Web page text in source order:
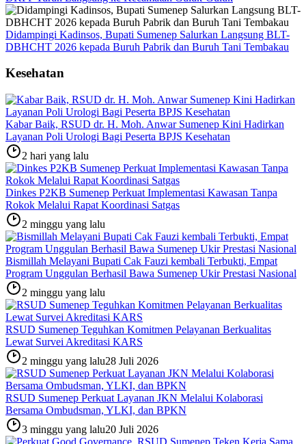
Didampingi Kadinsos, Bupati Sumenep Salurkan Langsung BLT-
DBHCHT 2026 kepada Buruh Pabrik dan Buruh Tani Tembakau
Kesehatan
Kabar Baik, RSUD dr. H. Moh. Anwar Sumenep Kini Hadirkan
Layanan Poli Urologi Bagi Peserta BPJS Kesehatan
2 hari yang lalu
Dinkes P2KB Sumenep Perkuat Implementasi Kawasan Tanpa
Rokok Melalui Rapat Koordinasi Satgas
2 minggu yang lalu
Bismillah Melayani Bupati Cak Fauzi kembali Terbukti, Empat
Program Unggulan Berhasil Bawa Sumenep Ukir Prestasi Nasional
2 minggu yang lalu
RSUD Sumenep Teguhkan Komitmen Pelayanan Berkualitas
Lewat Survei Akreditasi KARS
2 minggu yang lalu28 Juli 2026
RSUD Sumenep Perkuat Layanan JKN Melalui Kolaborasi
Bersama Ombudsman, YLKI, dan BPKN
3 minggu yang lalu20 Juli 2026